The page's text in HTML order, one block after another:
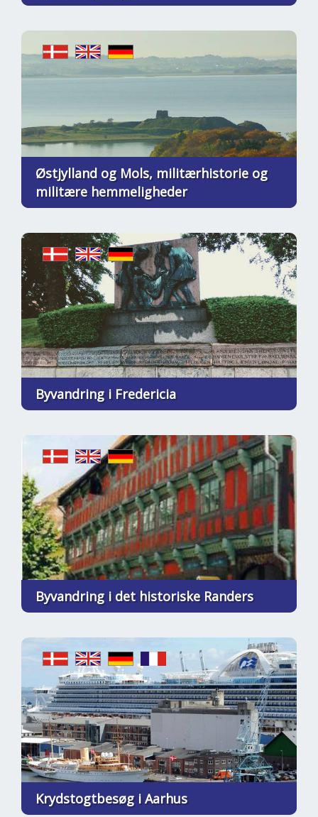
Østjylland og Mols, militærhistorie og
militære hemmeligheder
Byvandring i Fredericia
Byvandring i det historiske Randers
Krydstogtbesøg i Aarhus